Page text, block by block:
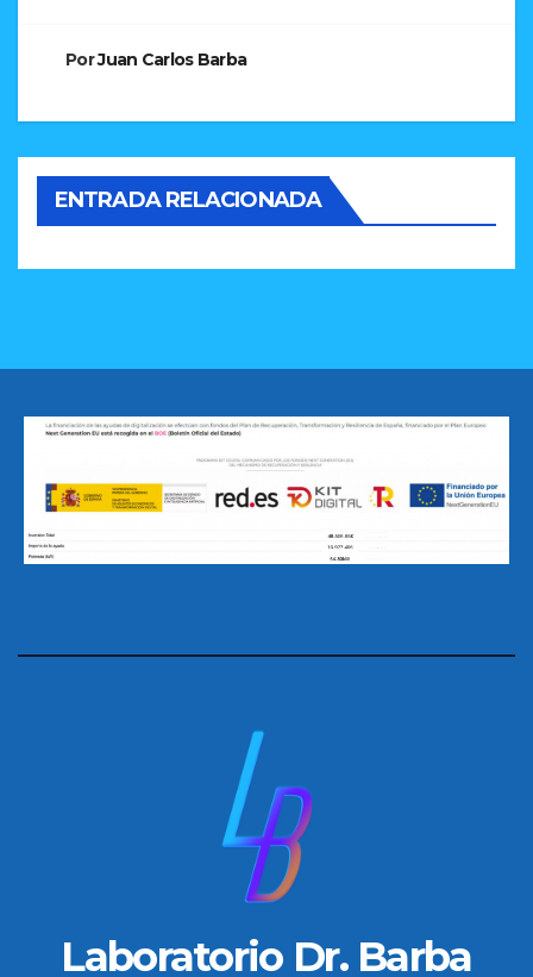
entradas
PorJuan Carlos Barba
ENTRADA RELACIONADA
Laboratorio Dr. Barba